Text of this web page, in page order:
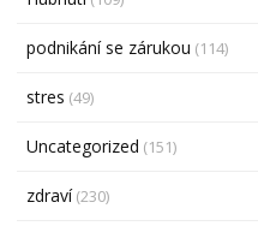
podnikání se zárukou (114)
stres (49)
Uncategorized (151)
zdraví(230)